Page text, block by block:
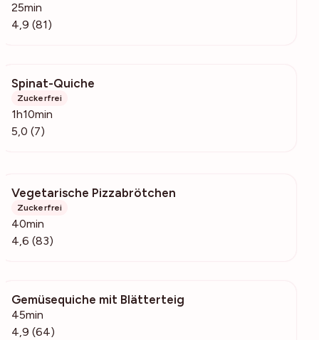
25min
4,9 (81)
Spinat-Quiche
Zuckerfrei
1h10min
5,0 (7)
Vegetarische Pizzabrötchen
Zuckerfrei
40min
4,6 (83)
Gemüsequiche mit Blätterteig
45min
4,9 (64)